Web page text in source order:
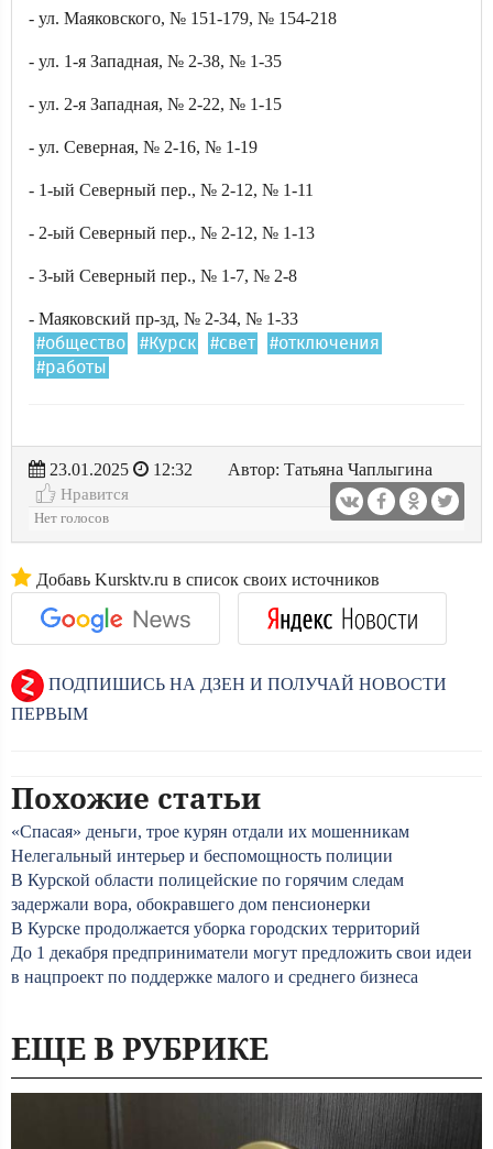
- ул. Маяковского, № 151-179, № 154-218
- ул. 1-я Западная, № 2-38, № 1-35
- ул. 2-я Западная, № 2-22, № 1-15
- ул. Северная, № 2-16, № 1-19
- 1-ый Северный пер., № 2-12, № 1-11
- 2-ый Северный пер., № 2-12, № 1-13
- 3-ый Северный пер., № 1-7, № 2-8
- Маяковский пр-зд, № 2-34, № 1-33
#общество #Курск #свет
#отключения
#работы
23.01.2025 12:32
Автор: Татьяна Чаплыгина
Нравится
Нет голосов
Добавь Kursktv.ru в список своих источников
ПОДПИШИСЬ НА ДЗЕН И ПОЛУЧАЙ НОВОСТИ
ПЕРВЫМ
Похожие статьи
«Спасая» деньги, трое курян отдали их мошенникам
Нелегальный интерьер и беспомощность полиции
В Курской области полицейские по горячим следам
задержали вора, обокравшего дом пенсионерки
В Курске продолжается уборка городских территорий
До 1 декабря предприниматели могут предложить свои идеи
в нацпроект по поддержке малого и среднего бизнеса
ЕЩЕ В РУБРИКЕ